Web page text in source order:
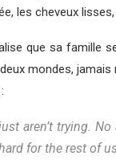
les cheveux
que sa famille
mondes,
aren’t trying.
for the rest of